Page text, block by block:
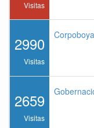
Visitas
2990
Visitas
2659
Visitas